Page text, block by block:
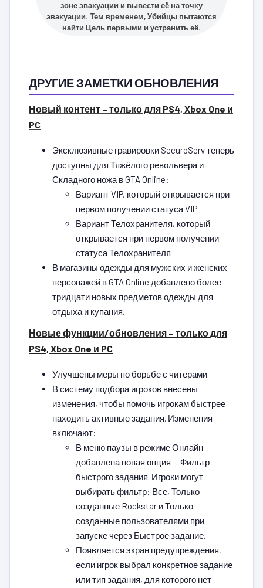
зоне эвакуации и вывести её на точку
эвакуации. Тем временем, Убийцы пытаются
найти Цель первыми и устранить её.
ДРУГИЕ ЗАМЕТКИ ОБНОВЛЕНИЯ
Новый контент – только для PS4, Xbox One и
PC
Эксклюзивные гравировки SecuroServ теперь
доступны для Тяжёлого револьвера и
Складного ножа в GTA Online:
Вариант VIP, который открывается при
первом получении статуса VIP
Вариант Телохранителя, который
открывается при первом получении
статуса Телохранителя
В магазины одежды для мужских и женских
персонажей в GTA Online добавлено более
тридцати новых предметов одежды для
отдыха и купания.
Новые функции/обновления – только для
PS4, Xbox One и PC
Улучшены меры по борьбе с читерами.
В систему подбора игроков внесены
изменения, чтобы помочь игрокам быстрее
находить активные задания. Изменения
включают:
В меню паузы в режиме Онлайн
добавлена новая опция — Фильтр
быстрого задания. Игроки могут
выбирать фильтр: Все, Только
созданные Rockstar и Только
созданные пользователями при
запуске через Быстрое задание.
Появляется экран предупреждения,
если игрок выбрал конкретное задание
или тип задания, для которого нет